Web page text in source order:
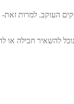
מיום ההזמנה. הזמנות שנעשות אחרי השעה
להשאיר חבילה או